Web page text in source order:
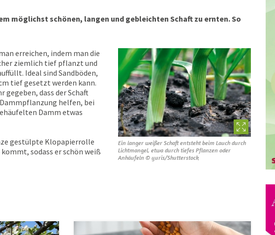
möglichst schönen, langen und gebleichten Schaft zu ernten. So
Ein langer weißer Schaft entsteht beim Lauch durch
Lichtmangel, etwa durch tiefes Pflanzen oder
Anhäufeln © yuris/Shutterstock
erreichen, indem man die
ziemlich tief pflanzt und
Ideal sind Sand­böden,
tief gesetzt werden kann.
gegeben, dass der Schaft
helfen, bei
Damm etwas
gestülpte Klopapierrolle
sodass er schön weiß